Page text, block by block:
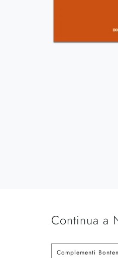
Continua a
Complementi